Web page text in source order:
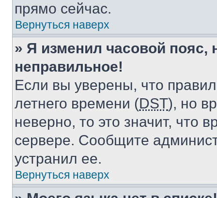
прямо сейчас.
Вернуться наверх
» Я изменил часовой пояс,
неправильное!
Если вы уверены, что
летнего времени (DST), но
неверно, то это значит, что
сервере. Сообщите
устранил ее.
Вернуться наверх